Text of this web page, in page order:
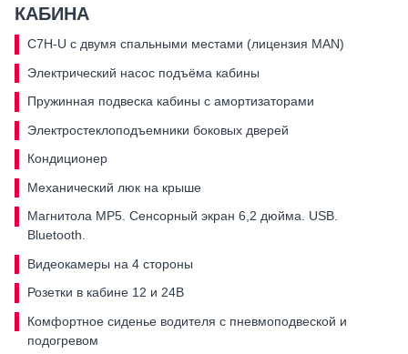
КАБИНА
C7H-U с двумя спальными местами (лицензия MAN)
Электрический насос подъёма кабины
Пружинная подвеска кабины с амортизаторами
Электростеклоподъемники боковых дверей
Кондиционер
Механический люк на крыше
Магнитола MP5. Сенсорный экран 6,2 дюйма. USB.
Bluetooth.
Видеокамеры на 4 стороны
Розетки в кабине 12 и 24В
Комфортное сиденье водителя с пневмоподвеской и
подогревом